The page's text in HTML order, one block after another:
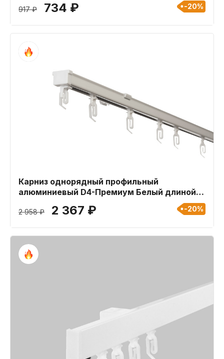
917 ₽ 734 ₽ -20%
Карниз однорядный профильный
алюминиевый D4-Премиум Белый длиной
2 958 ₽ 2 367 ₽ -20%